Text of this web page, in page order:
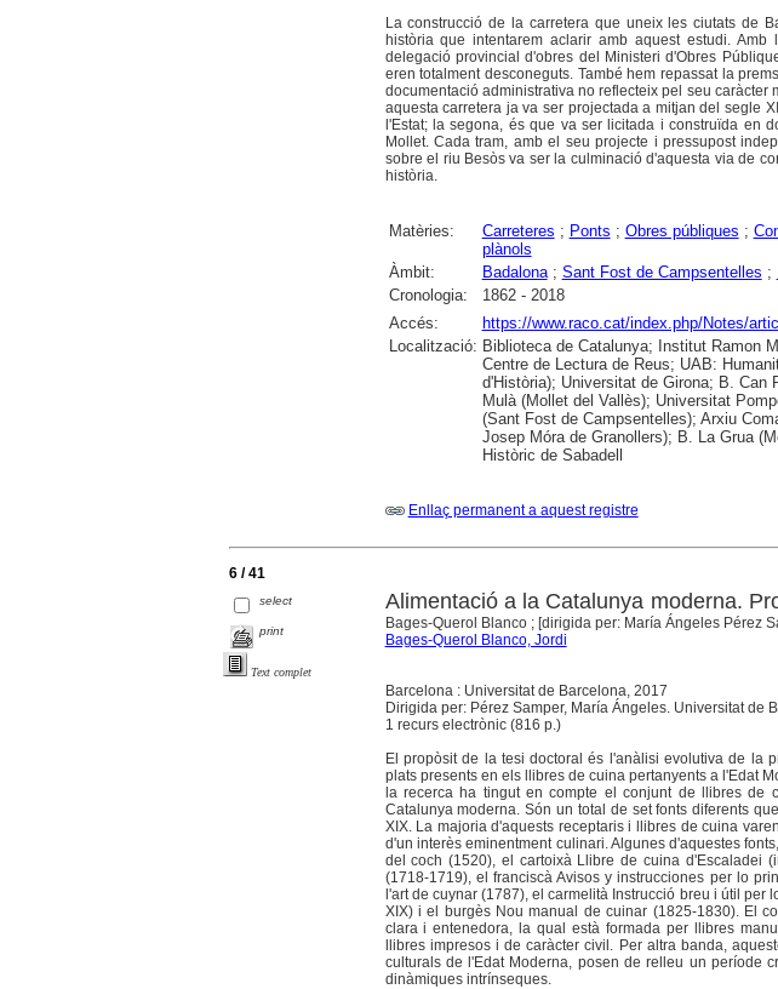
La construcció de la carretera que uneix les ciutats de
història que intentarem aclarir amb aquest estudi.
delegació provincial d'obres del Ministeri d'Obres
eren totalment desconeguts. També hem repassat la
documentació administrativa no reflecteix pel seu
aquesta carretera ja va ser projectada a mitjan del segle
l'Estat; la segona, és que va ser licitada i construïda en
Mollet. Cada tram, amb el seu projecte i pressupost
sobre el riu Besòs va ser la culminació d'aquesta via de
història.
Matèries: Carreteres ; Ponts ; Obres públiques ;
plànols
Àmbit:
Badalona; Sant Fost de Campsentelles ;
Cronologia:
1862 - 2018
Accés:
https://www.raco.cat/index.php/Notes/
Localització: Biblioteca de Catalunya; Institut Ramon
Centre de Lectura de Reus; UAB:
d'Història); Universitat de Girona; B. Can
Mulà (Mollet del Vallès); Universitat
(Sant Fost de Campsentelles); Arxiu
Josep Móra de Granollers); B. La Grua
Històric de Sabadell
Enllaç permanent a aquest registre
6 / 41
select
print
Text complet
Alimentació a la Catalunya moderna.
Bages-Querol Blanco ; [dirigida per: María Ángeles Pérez
Bages-Querol Blanco, Jordi
Barcelona : Universitat de Barcelona, 2017
Dirigida per: Pérez Samper, María Ángeles. Universitat de
1 recurs electrònic (816 p.)
El propòsit de la tesi doctoral és l'anàlisi evolutiva de la
plats presents en els llibres de cuina pertanyents a l'Edat
la recerca ha tingut en compte el conjunt de llibres de
Catalunya moderna. Són un total de set fonts diferents
XIX. La majoria d'aquests receptaris i llibres de cuina
d'un interès eminentment culinari. Algunes d'aquestes
del coch (1520), el cartoixà Llibre de cuina d'Escaladei
(1718-1719), el franciscà Avisos y instrucciones per lo
l'art de cuynar (1787), el carmelità Instrucció breu i útil per
XIX) i el burgès Nou manual de cuinar (1825-1830). El
clara i entenedora, la qual està formada per llibres
llibres impresos i de caràcter civil. Per altra banda,
culturals de l'Edat Moderna, posen de relleu un període
dinàmiques intrínseques.